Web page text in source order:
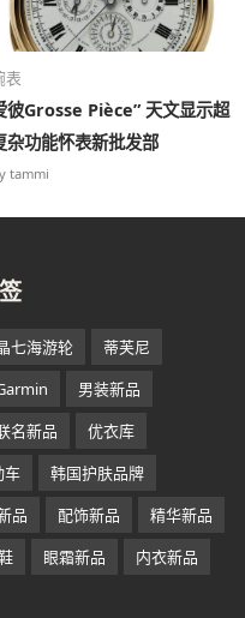
表
彼Grosse Pièce” 天文显示超
杂功能怀表新批发部
tammi
七海游轮
蒂芙尼
男装新品
名新品
优衣库
车
韩国护肤品牌
品 配饰新品
精华新品
眼霜新品
内衣新品